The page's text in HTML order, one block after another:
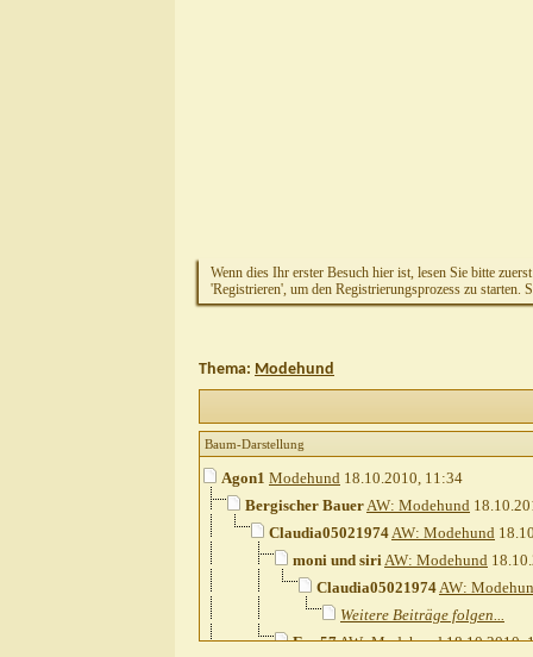
Wenn dies Ihr erster Besuch hier ist, lesen Sie bitte
'Registrieren', um den Registrierungsprozess zu starten.
Thema: Modehund
Baum-Darstellung
Agon1 Modehund 18.10.2010, 11:34
Bergischer BauerAW: Modehund
Claudia05021974AW: Modehund
moni und siriAW: Modehund
Claudia05021974AW:
Weitere Beiträge folgen...
Eva57AW: Modehund18.10.2010,